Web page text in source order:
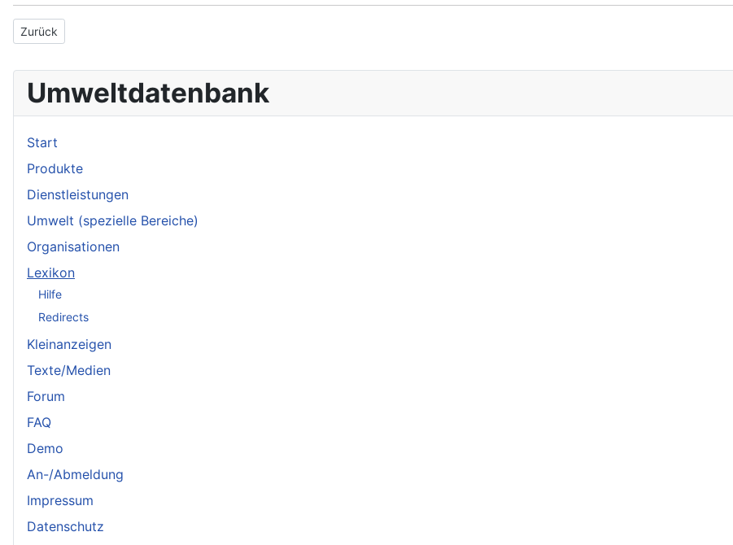
Vorheriger Beitrag: Ultraviolettstrahlung
Zurück
Umweltdatenbank
Start
Produkte
Dienstleistungen
Umwelt (spezielle Bereiche)
Organisationen
Lexikon
Hilfe
Redirects
Kleinanzeigen
Texte/Medien
Forum
FAQ
Demo
An-/Abmeldung
Impressum
Datenschutz